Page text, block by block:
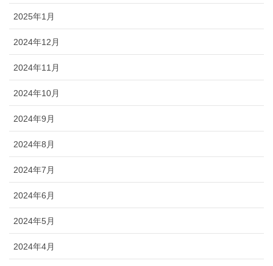
2025年1月
2024年12月
2024年11月
2024年10月
2024年9月
2024年8月
2024年7月
2024年6月
2024年5月
2024年4月